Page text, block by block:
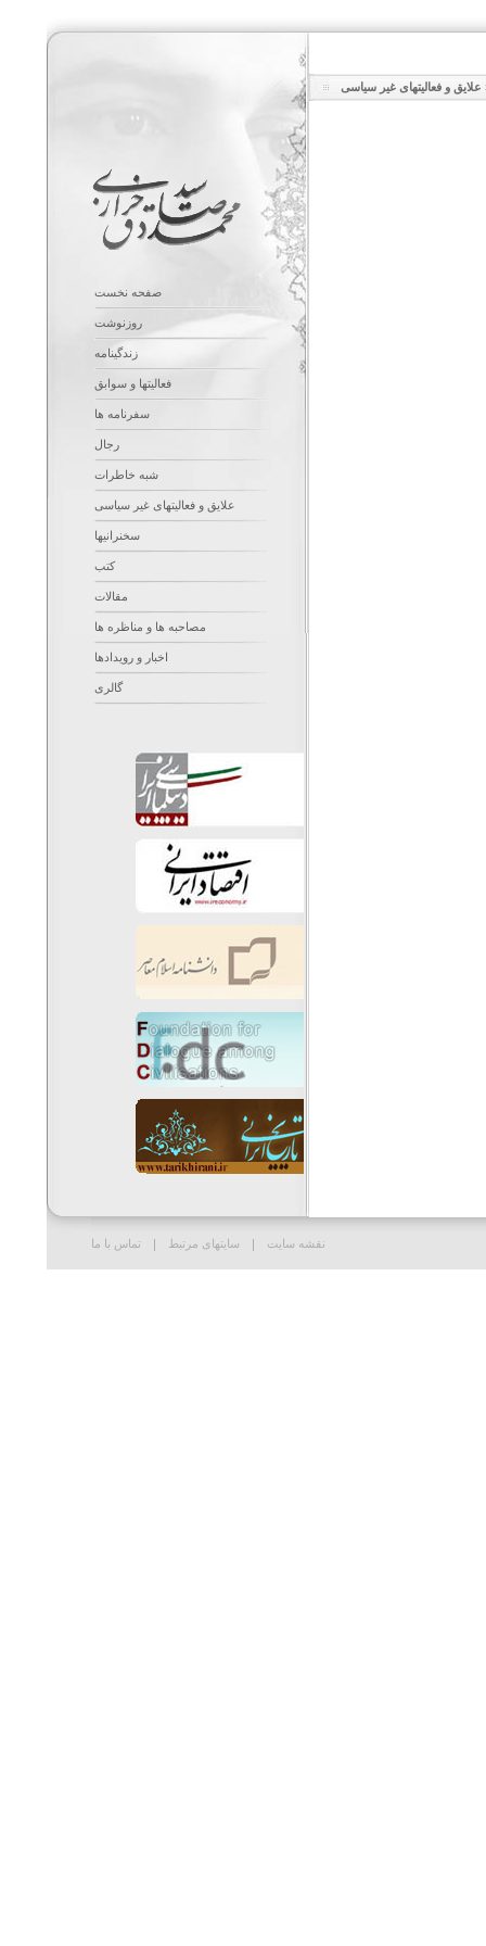
علایق و فعالیتهای غیر سیاسی
صفحه نخست
روزنوشت
زندگینامه
فعالیتها و سوابق
سفرنامه ها
رجال
شبه خاطرات
علایق و فعالیتهای غیر سیاسی
سخنرانیها
کتب
مقالات
مصاحبه ها و مناظره ها
اخبار و رویدادها
گالری
نقشه سایت سایتهای مرتبط تماس با ما